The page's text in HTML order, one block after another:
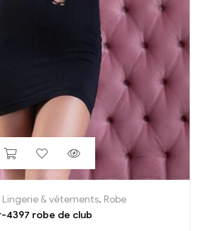
Lingerie & vêtements, Robe
cr-4397 robe de club